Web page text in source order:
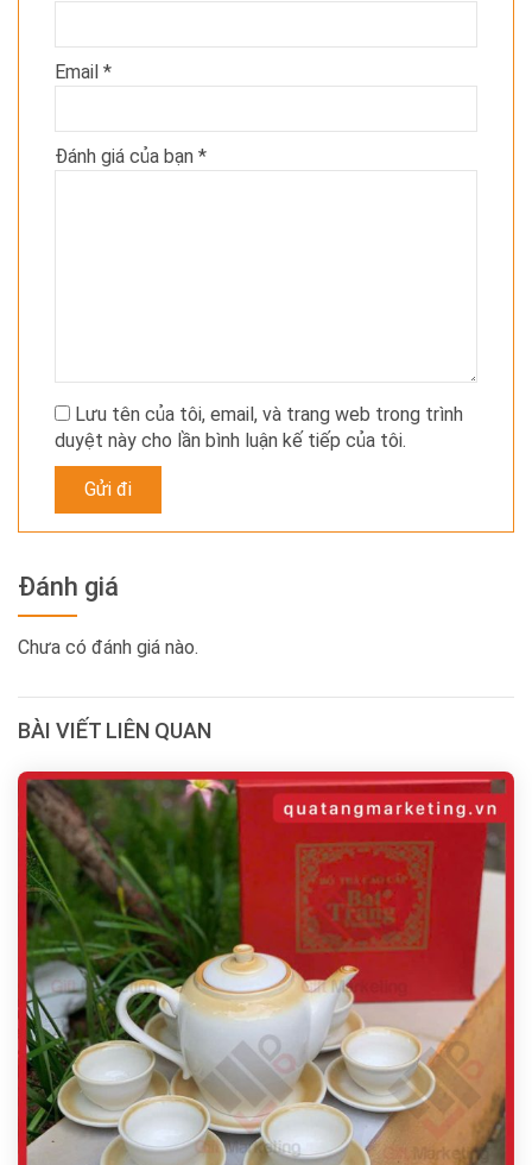
Email *
Đánh giá của bạn *
Lưu tên của tôi, email, và trang web trong trình
duyệt này cho lần bình luận kế tiếp của tôi.
Đánh giá
Chưa có đánh giá nào.
BÀI VIẾT LIÊN QUAN